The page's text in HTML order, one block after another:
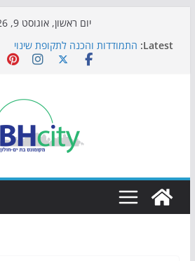
יום ראשון, אוגוסט 9, 2026
Latest: התמודדות והכנה לתקופת שינוי
אי ההרפתקאות ממשיך לכבוש את
כדורגל באווירה מיוחדת: הקרנת
הקיץ של בני הנוער בבת־ים: חוף
בטוח בשעות הערב